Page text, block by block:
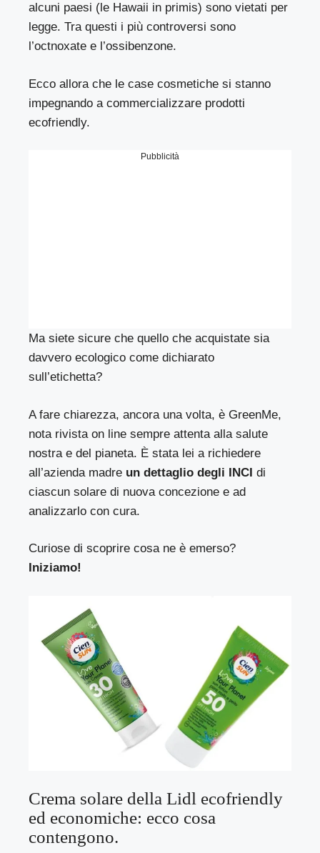
alcuni paesi (le Hawaii in primis) sono vietati per
legge. Tra questi i più controversi sono
l’octnoxate e l’ossibenzone.
Ecco allora che le case cosmetiche si stanno
impegnando a commercializzare prodotti
ecofriendly.
Pubblicità
Ma siete sicure che quello che acquistate sia
davvero ecologico come dichiarato
sull’etichetta?
A fare chiarezza, ancora una volta, èGreenMe,
nota rivista on line sempre attenta alla salute
nostra e del pianeta. È stata lei a richiedere
all’azienda madre un dettaglio degli INCI di
ciascun solare di nuova concezione e ad
analizzarlo con cura.
Curiose di scoprire cosa ne è emerso?
Iniziamo!
Crema solare della Lidl ecofriendly
ed economiche: ecco cosa
contengono.